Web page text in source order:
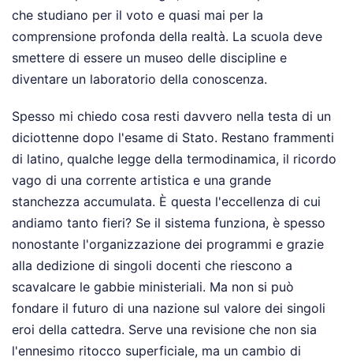
che studiano per il voto e quasi mai per la
comprensione profonda della realtà. La scuola deve
smettere di essere un museo delle discipline e
diventare un laboratorio della conoscenza.
Spesso mi chiedo cosa resti davvero nella testa di un
diciottenne dopo l'esame di Stato. Restano frammenti
di latino, qualche legge della termodinamica, il ricordo
vago di una corrente artistica e una grande
stanchezza accumulata. È questa l'eccellenza di cui
andiamo tanto fieri? Se il sistema funziona, è spesso
nonostante l'organizzazione dei programmi e grazie
alla dedizione di singoli docenti che riescono a
scavalcare le gabbie ministeriali. Ma non si può
fondare il futuro di una nazione sul valore dei singoli
eroi della cattedra. Serve una revisione che non sia
l'ennesimo ritocco superficiale, ma un cambio di